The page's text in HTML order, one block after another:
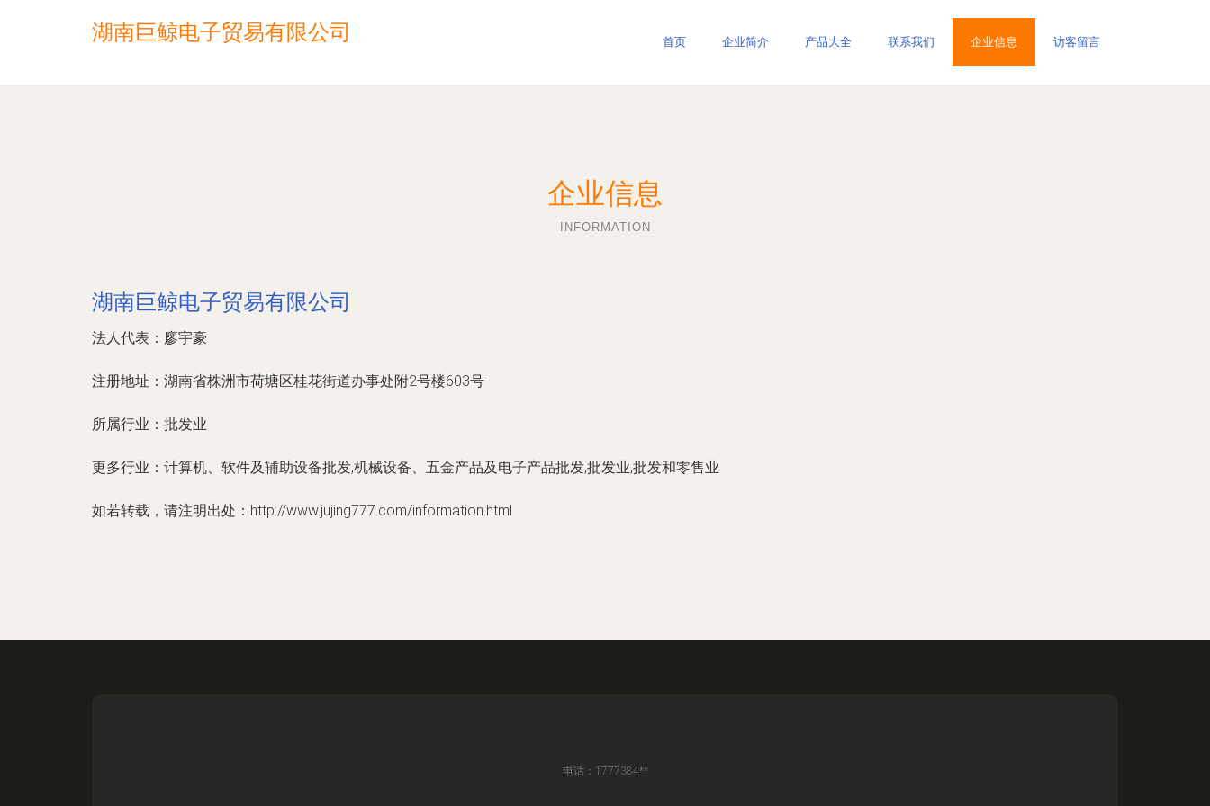
湖南巨鲸电子贸易有限公司 首页 企业简介 产品大全 联系我们 企业信息 访客留言
企业信息
INFORMATION
湖南巨鲸电子贸易有限公司
法人代表： 廖宇豪
注册地址： 湖南省株洲市荷塘区桂花街道办事处附2号楼603号
所属行业： 批发业
更多行业： 计算机、软件及辅助设备批发,机械设备、五金产品及电子产品批发,批发业,批发和零售业
如若转载，请注明出处：http://www.jujing777.com/information.html
电话：1777384**